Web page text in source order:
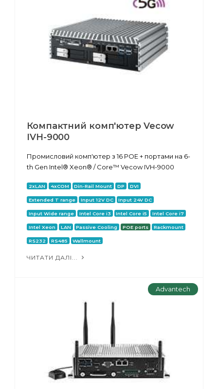
Компактний комп'ютер Vecow
IVH-9000
Промисловий комп'ютер з 16 POE + портами на 6-
th Gen Intel® Xeon® / Core™ Vecow IVH-9000
2xLAN 4xCOM Din-Rail Mount DP DVI
Extended T range Input 12V DC Input 24V DC
Input Wide range Intel Core i3 Intel Core i5 Intel Core i7
Intel Xeon LAN Passive Cooling POE ports Rackmount
RS232 RS485 Wallmount
ЧИТАТИ ДАЛІ...
Advantech